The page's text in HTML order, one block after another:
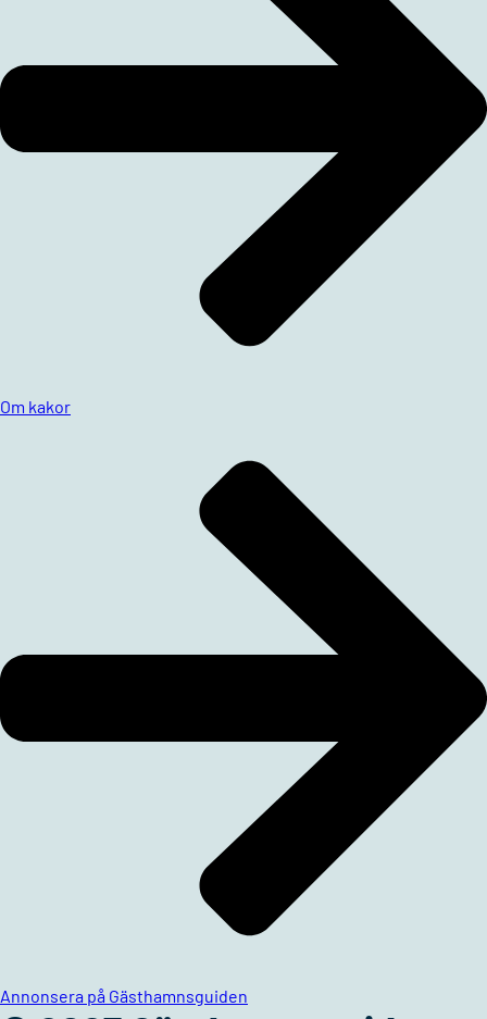
Om kakor
Annonsera på Gästhamnsguiden